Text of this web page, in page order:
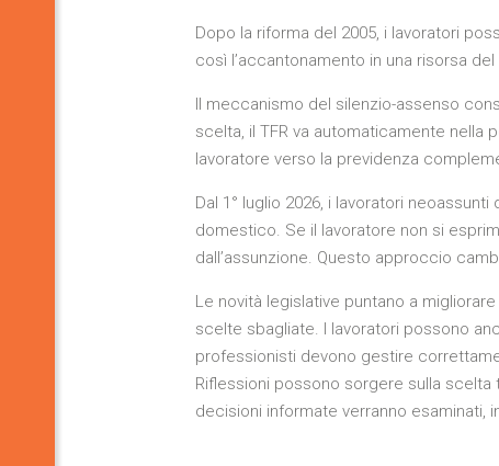
Dopo la riforma del 2005, i lavoratori
così l’accantonamento in una risorsa
Il meccanismo del silenzio-assenso
scelta, il TFR va automaticamente nella
lavoratore verso la previdenza
Dal 1° luglio 2026, i lavoratori
domestico. Se il lavoratore non si
dall’assunzione. Questo approccio
Le novità legislative puntano a
scelte sbagliate. I lavoratori possono
professionisti devono gestire
Riflessioni possono sorgere sulla scelta
decisioni informate verranno esaminati,